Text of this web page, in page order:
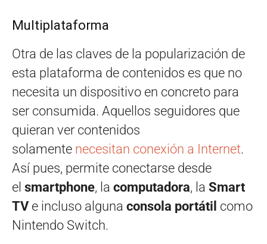
Multiplataforma
Otra de las claves de la popularización de
esta plataforma de contenidos es que no
necesita un dispositivo en concreto para
ser consumida. Aquellos seguidores que
quieran ver contenidos
solamente necesitan conexión a Internet.
Así pues, permite conectarse desde
el smartphone, la computadora, la Smart
TVe incluso alguna consola portátil como
Nintendo Switch.